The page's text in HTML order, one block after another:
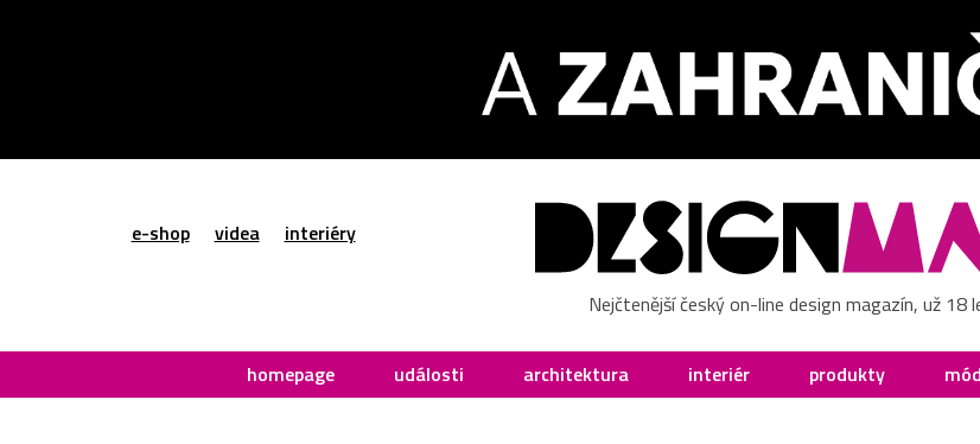
e-shop videa interiéry
Nejčtenější český on-line design magazín, už 18
homepage události architektura interiér produkty